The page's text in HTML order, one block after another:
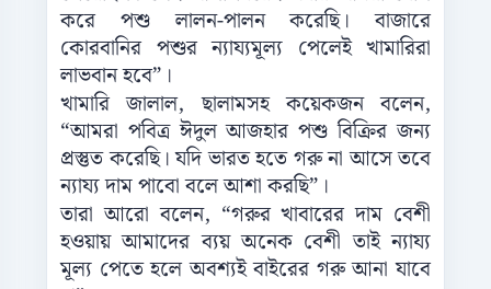
করে পশু লালন-পালন করেছি। বাজারে
কোরবানির পশুর ন্যায্যমূল্য পেলেই খামারিরা
লাভবান হবে”।
খামারি জালাল, ছালামসহ কয়েকজন বলেন,
“আমরা পবিত্র ঈদুল আজহার পশু বিক্রির জন্য
প্রস্তুত করেছি। যদি ভারত হতে গরু না আসে তবে
ন্যায্য দাম পাবো বলে আশা করছি”।
তারা আরো বলেন, “গরুর খাবারের দাম বেশী
হওয়ায় আমাদের ব্যয় অনেক বেশী তাই ন্যায্য
মূল্য পেতে হলে অবশ্যই বাইরের গরু আনা যাবে